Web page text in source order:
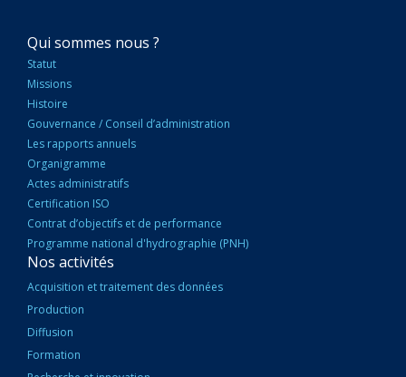
NAVIGATION
PRINCIPALE
Qui sommes nous ?
Statut
Missions
Histoire
Gouvernance / Conseil d’administration
Les rapports annuels
Organigramme
Actes administratifs
Certification ISO
Contrat d’objectifs et de performance
Programme national d'hydrographie (PNH)
Nos activités
Acquisition et traitement des données
Production
Diffusion
Formation